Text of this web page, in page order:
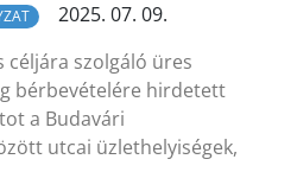
2025. 07. 09.
céljára szolgáló üres
bérbevételére hirdetett
a Budavári
utcai üzlethelyiségek,